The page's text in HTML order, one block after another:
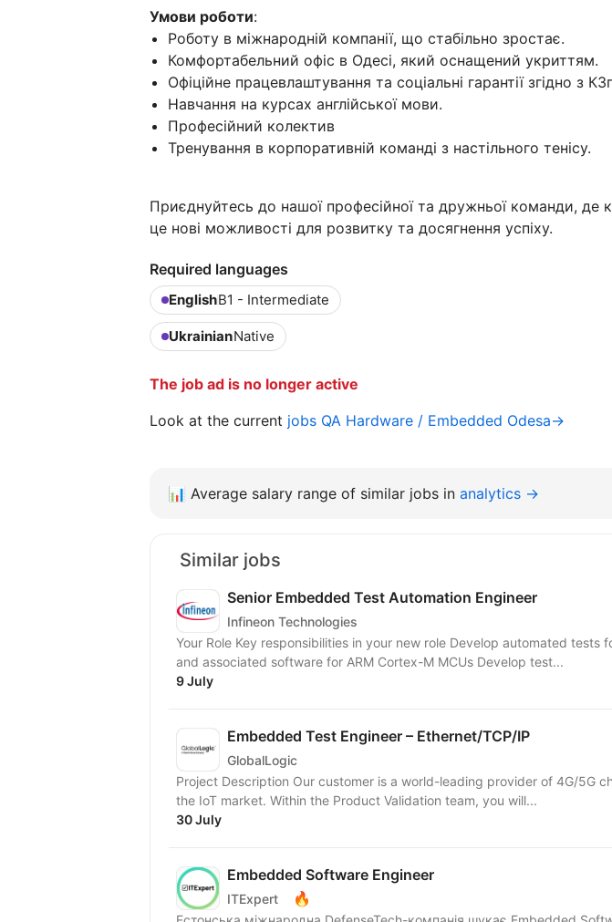
Умови роботи:
Роботу в міжнародній компанії, що стабільно зростає.
Комфортабельний офіс в Одесі, який оснащений укриттям.
Офіційне працевлаштування та соціальні гарантії згідно з
Навчання на курсах англійської мови.
Професійний колектив
Тренування в корпоративній команді з настільного тенісу.
Приєднуйтесь до нашої професійної та дружньої команди,
це нові можливості для розвитку та досягнення успіху.
Required languages
EnglishB1 - Intermediate
UkrainianNative
The job ad is no longer active
Look at the current jobs QA Hardware / Embedded Odesa→
📊 Average salary range of similar jobs in analytics →
Similar jobs
Senior Embedded Test Automation Engineer
Infineon Technologies
Your Role Key responsibilities in your new role Develop automated tests for Boot Firmware
and associated software for ARM Cortex-M MCUs Develop test...
9 July
Embedded Test Engineer – Ethernet/TCP/IP
GlobalLogic
Project Description Our customer is a world-leading provider of 4G/5G
the IoT market. Within the Product Validation team, you will...
30 July
Embedded Software Engineer
ITExpert 🔥